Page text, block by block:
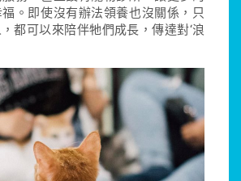
。即使沒有辦法領養也沒關係，只
都可以來陪伴牠們成長，傳達對‘浪